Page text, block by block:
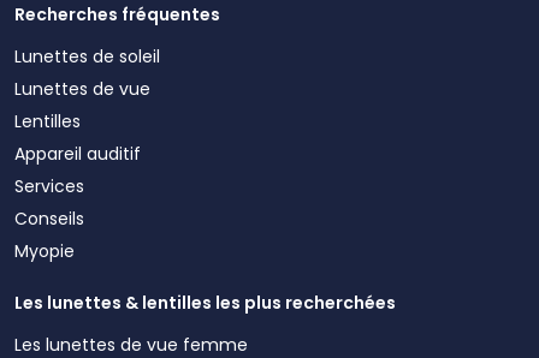
Recherches fréquentes
Lunettes de soleil
Lunettes de vue
Lentilles
Appareil auditif
Services
Conseils
Myopie
Les lunettes & lentilles les plus recherchées
Les lunettes de vue femme